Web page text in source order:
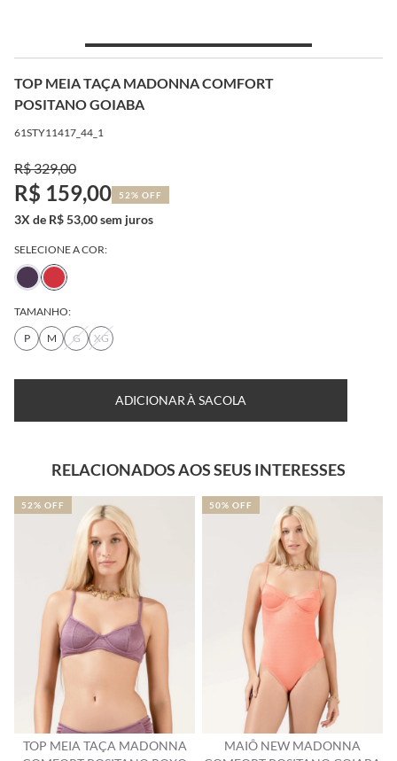
TOP MEIA TAÇA MADONNA COMFORT
POSITANO GOIABA
61STY11417_44_1
R$ 329,00
R$ 159,00 52% OFF
3X de R$ 53,00 sem juros
SELECIONE A COR:
TAMANHO:
P
M G XG
ADICIONAR À SACOLA
RELACIONADOS AOS SEUS INTERESSES
MADONNA
MAIÔ NEW MADONNA
TOP MEIA